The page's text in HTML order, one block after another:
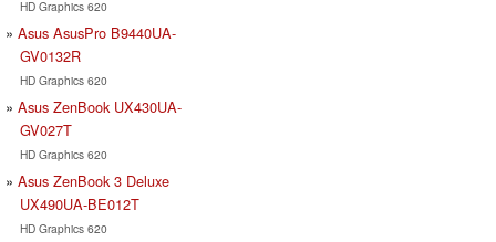
HD Graphics 620
Asus AsusPro B9440UA-
GV0132R
HD Graphics 620
Asus ZenBook UX430UA-
GV027T
HD Graphics 620
Asus ZenBook 3 Deluxe
UX490UA-BE012T
HD Graphics 620